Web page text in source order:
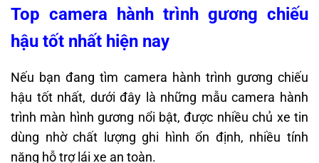
Top camera hành trình gương chiếu
hậu tốt nhất hiện nay
Nếu bạn đang tìm camera hành trình gương chiếu
hậu tốt nhất, dưới đây là những mẫu camera hành
trình màn hình gương nổi bật, được nhiều chủ xe tin
dùng nhờ chất lượng ghi hình ổn định, nhiều tính
năng hỗ trợ lái xe an toàn.